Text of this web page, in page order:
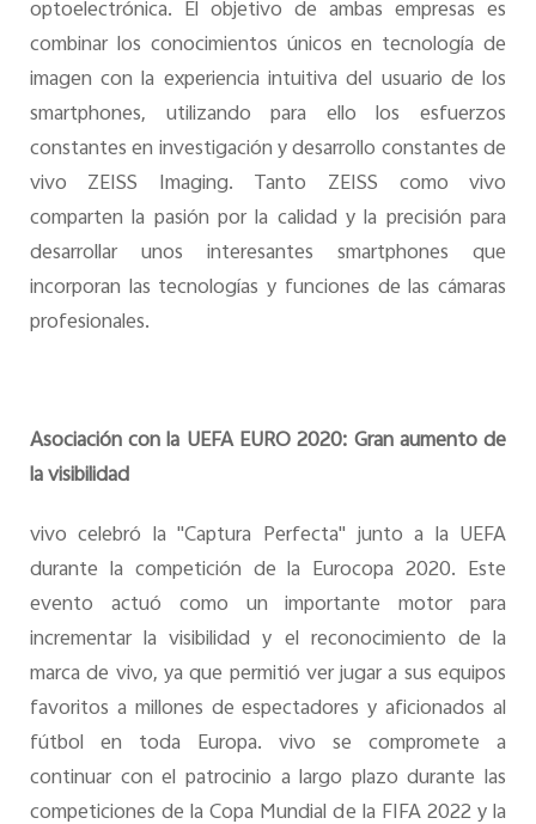
optoelectrónica. El objetivo de ambas empresas es
combinar los conocimientos únicos en tecnología de
imagen con la experiencia intuitiva del usuario de los
smartphones, utilizando para ello los esfuerzos
constantes en investigación y desarrollo constantes de
vivo ZEISS Imaging. Tanto ZEISS como vivo
comparten la pasión por la calidad y la precisión para
desarrollar unos interesantes smartphones que
incorporan las tecnologías y funciones de las cámaras
profesionales.
Asociación con la UEFA EURO 2020: Gran aumento de
la visibilidad
vivo celebró la "Captura Perfecta" junto a la UEFA
durante la competición de la Eurocopa 2020. Este
evento actuó como un importante motor para
incrementar la visibilidad y el reconocimiento de la
marca de vivo, ya que permitió ver jugar a sus equipos
favoritos a millones de espectadores y aficionados al
fútbol en toda Europa. vivo se compromete a
continuar con el patrocinio a largo plazo durante las
competiciones de la Copa Mundial de la FIFA 2022 y la